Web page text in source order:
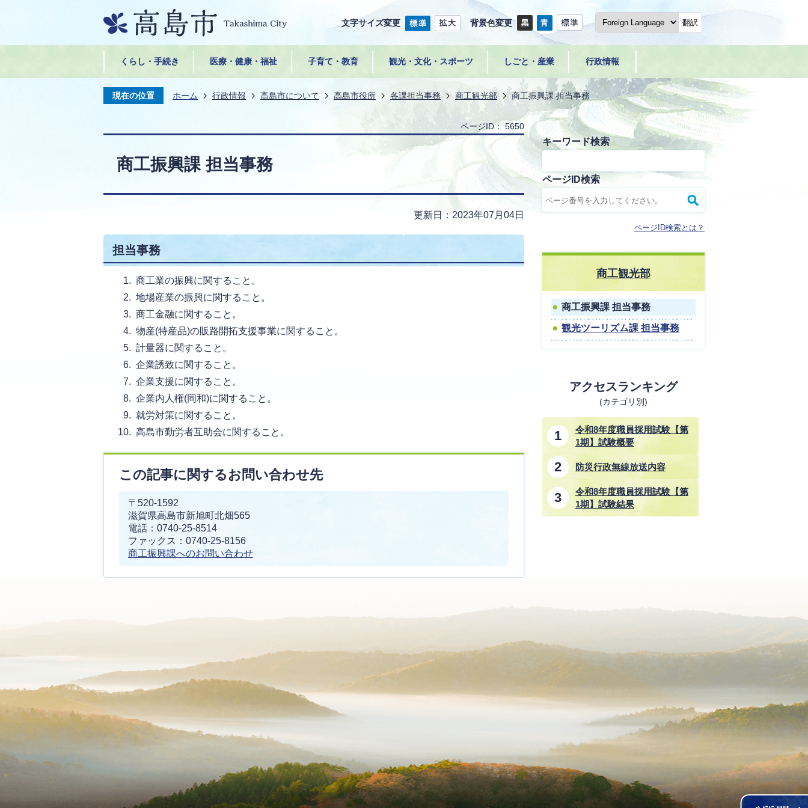
文字サイズ変更 背景色変更 翻訳
くらし・手続き 医療・健康・福祉 子育て・教育 観光・文化・スポーツ しごと・産業 行政情報
現在の位置 ホーム 行政情報 高島市について 高島市役所 各課担当事務 商工観光部 商工振興課 担当事務
ページID： 5650
商工振興課 担当事務
更新日：2023年07月04日
担当事務
商工業の振興に関すること。
地場産業の振興に関すること。
商工金融に関すること。
物産(特産品)の販路開拓支援事業に関すること。
計量器に関すること。
企業誘致に関すること。
企業支援に関すること。
企業内人権(同和)に関すること。
就労対策に関すること。
高島市勤労者互助会に関すること。
この記事に関するお問い合わせ先
〒520-1592
滋賀県高島市新旭町北畑565
電話：0740-25-8514
ファックス：0740-25-8156
商工振興課へのお問い合わせ
キーワード検索
ページID検索
ページID検索とは？
商工観光部
商工振興課 担当事務
観光ツーリズム課 担当事務
アクセスランキング
(カテゴリ別)
令和8年度職員採用試験【第
1期】試験概要
防災行政無線放送内容
令和8年度職員採用試験【第
1期】試験結果